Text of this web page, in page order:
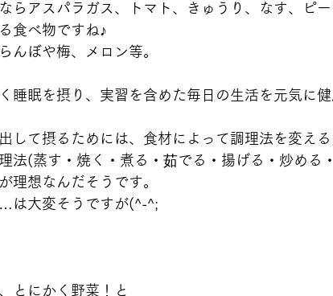
らアスパラガス、トマト、きゅうり、なす、ピー
食べ物ですね♪
んぼや梅、メロン等。
睡眠を摂り、実習を含めた毎日の生活を元気に健
して摂るためには、食材によって調理法を変え
法(蒸す・焼く・煮る・茹でる・揚げる・炒める
理想なんだそうです。
は大変そうですが(^-^;
とにかく野菜！と